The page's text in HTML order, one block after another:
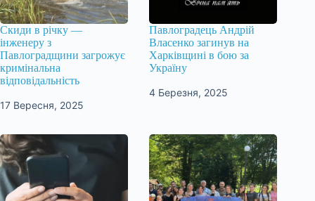
Скиди в річку —
інженеру з
Павлоградщини загрожує
кримінальна
відповідальність
17 Вересня, 2025
Павлоградець Андрій
Власенко загинув на
Харківщині в бою за
Україну
4 Березня, 2025